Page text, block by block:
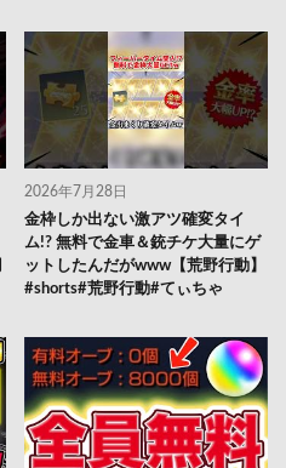
2026年7月28日
金枠しか出ない激アツ確変タイ
ム!? 無料で金車＆銃チケ大量にゲ
ットしたんだがwww【荒野行動】
#shorts#荒野行動#てぃちゃ